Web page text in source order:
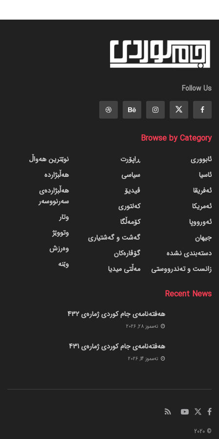
Follow Us
Browse by Category
ئابووری
ئاسیا
ئەفریقا
ئەمریکا
ئەورووپا
جیهان
دسته‌بندی نشده
زانست و تەندرووستی
ڕاپۆرت
سیاسی
ڤیدیۆ
کەلتوری
کۆمەڵگا
گه‌شت و گه‌شتیاری
گۆڤاره‌کان
مەڵتی میدیا
نوێترین هەواڵ
هەڵبژاردە
هەڵبژاردەی
سەرنووسەر
وتار
وتووێژ
وەرزش
وێنە
Recent News
هەفتەنامەی جام کوردی ژمارەی 432
ته‌مموز 28, 2026
هەفتەنامەی جام کوردی ژمارەی 431
ته‌مموز 14, 2026
© 2020